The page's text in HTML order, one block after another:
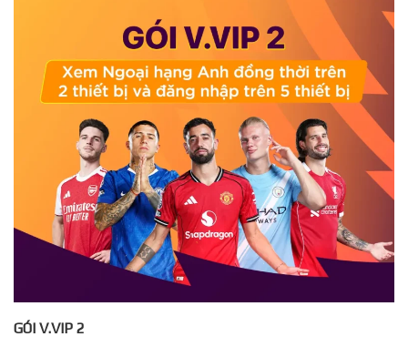
GÓI V.VIP 2